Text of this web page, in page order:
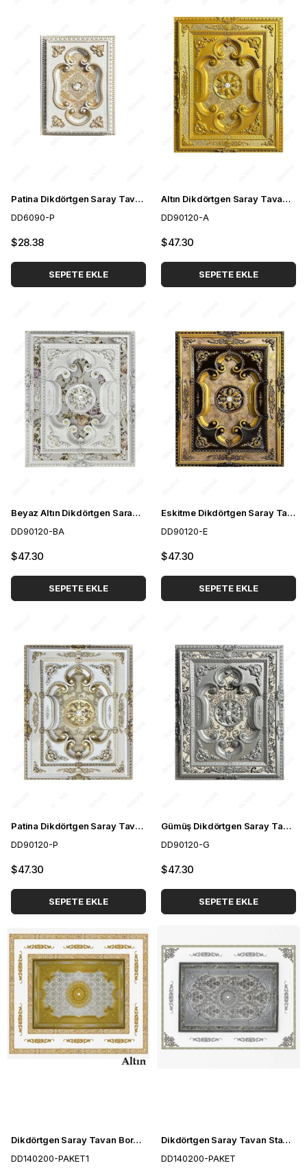
Patina Dikdörtgen Saray Tavan 60*90 cm
DD6090-P
$28.38
SEPETE EKLE
Altın Dikdörtgen Saray Tavan 90*120 cm
DD90120-A
$47.30
SEPETE EKLE
Beyaz Altın Dikdörtgen Saray Tavan 90*120 cm
DD90120-BA
$47.30
SEPETE EKLE
Eskitme Dikdörtgen Saray Tavan 90*120 cm
DD90120-E
$47.30
SEPETE EKLE
Patina Dikdörtgen Saray Tavan 90*120 cm
DD90120-P
$47.30
SEPETE EKLE
Gümüş Dikdörtgen Saray Tavan 90*120 cm
DD90120-G
$47.30
SEPETE EKLE
Dikdörtgen Saray Tavan Bordür Paket 140-200cm (7*4)
DD140200-PAKET1
Dikdörtgen Saray Tavan Standart Paketi 140-200cm (7*4)
DD140200-PAKET